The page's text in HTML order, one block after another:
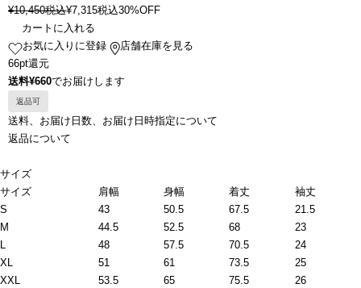
¥10,450税込¥7,315税込30%OFF
カートに入れる
お気に入りに登録
店舗在庫を見る
66pt還元
送料¥660でお届けします
返品可
送料、お届け日数、お届け日時指定について
返品について
サイズ
サイズ
肩幅 身幅 着丈
袖丈
S
43 50.5 67.5
21.5
M
44.5 52.5 68
23
L
48 57.5 70.5
24
XL
51 61 73.5
25
XXL
53.5 65 75.5
26